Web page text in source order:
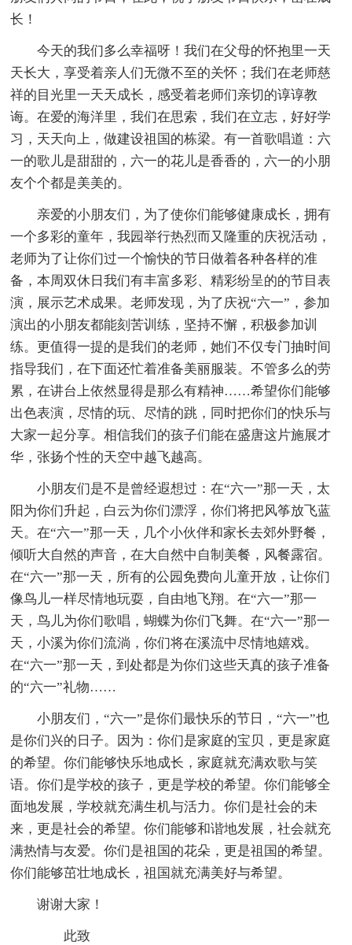
长！
今天的我们多么幸福呀！我们在父母的怀抱里一天
天长大，享受着亲人们无微不至的关怀；我们在老师慈
祥的目光里一天天成长，感受着老师们亲切的谆谆教
诲。在爱的海洋里，我们在思索，我们在立志，好好学
习，天天向上，做建设祖国的栋梁。有一首歌唱道：六
一的歌儿是甜甜的，六一的花儿是香香的，六一的小朋
友个个都是美美的。
亲爱的小朋友们，为了使你们能够健康成长，拥有
一个多彩的童年，我园举行热烈而又隆重的庆祝活动，
老师为了让你们过一个愉快的节日做着各种各样的准
备，本周双休日我们有丰富多彩、精彩纷呈的的节目表
演，展示艺术成果。老师发现，为了庆祝“六一”，参加
演出的小朋友都能刻苦训练，坚持不懈，积极参加训
练。更值得一提的是我们的老师，她们不仅专门抽时间
指导我们，在下面还忙着准备美丽服装。不管多么的劳
累，在讲台上依然显得是那么有精神……希望你们能够
出色表演，尽情的玩、尽情的跳，同时把你们的快乐与
大家一起分享。相信我们的孩子们能在盛唐这片施展才
华，张扬个性的天空中越飞越高。
小朋友们是不是曾经遐想过：在“六一”那一天，太
阳为你们升起，白云为你们漂浮，你们将把风筝放飞蓝
天。在“六一”那一天，几个小伙伴和家长去郊外野餐，
倾听大自然的声音，在大自然中自制美餐，风餐露宿。
在“六一”那一天，所有的公园免费向儿童开放，让你们
像鸟儿一样尽情地玩耍，自由地飞翔。在“六一”那一
天，鸟儿为你们歌唱，蝴蝶为你们飞舞。在“六一”那一
天，小溪为你们流淌，你们将在溪流中尽情地嬉戏。
在“六一”那一天，到处都是为你们这些天真的孩子准备
的“六一”礼物……
小朋友们，“六一”是你们最快乐的节日，“六一”也
是你们兴的日子。因为：你们是家庭的宝贝，更是家庭
的希望。你们能够快乐地成长，家庭就充满欢歌与笑
语。你们是学校的孩子，更是学校的希望。你们能够全
面地发展，学校就充满生机与活力。你们是社会的未
来，更是社会的希望。你们能够和谐地发展，社会就充
满热情与友爱。你们是祖国的花朵，更是祖国的希望。
你们能够茁壮地成长，祖国就充满美好与希望。
谢谢大家！
此致